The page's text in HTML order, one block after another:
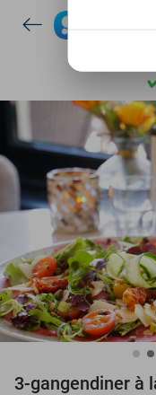
7
7
3-gangendiner à